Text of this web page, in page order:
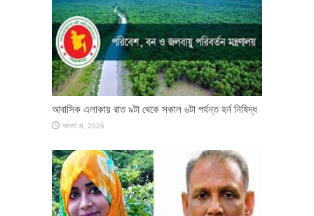
আবাসিক এলাকায় রাত ৯টা থেকে সকাল ৬টা পর্যন্ত হর্ন নিষিদ্ধ
আগস্ট 8, 2026